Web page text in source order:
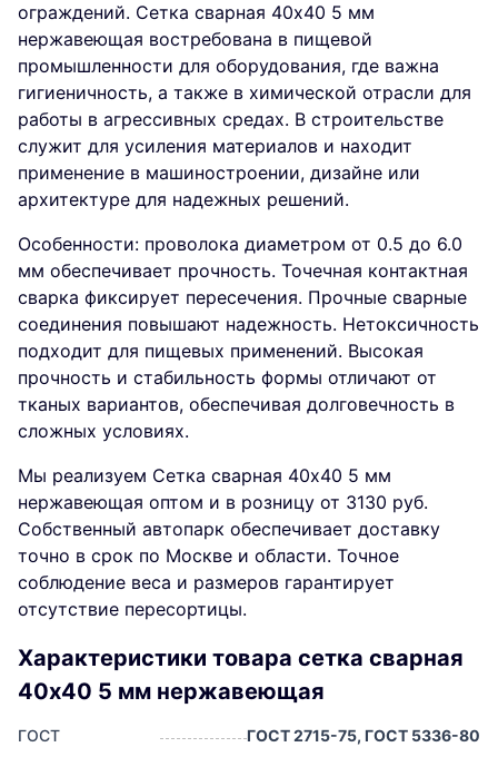
ограждений. Сетка сварная 40х40 5 мм
нержавеющая востребована в пищевой
промышленности для оборудования, где важна
гигиеничность, а также в химической отрасли для
работы в агрессивных средах. В строительстве
служит для усиления материалов и находит
применение в машиностроении, дизайне или
архитектуре для надежных решений.
Особенности: проволока диаметром от 0.5 до 6.0
мм обеспечивает прочность. Точечная контактная
сварка фиксирует пересечения. Прочные сварные
соединения повышают надежность. Нетоксичность
подходит для пищевых применений. Высокая
прочность и стабильность формы отличают от
тканых вариантов, обеспечивая долговечность в
сложных условиях.
Мы реализуем Сетка сварная 40х40 5 мм
нержавеющая оптом и в розницу от 3130 руб.
Собственный автопарк обеспечивает доставку
точно в срок по Москве и области. Точное
соблюдение веса и размеров гарантирует
отсутствие пересортицы.
Характеристики товара сетка сварная
40х40 5 мм нержавеющая
ГОСТ ГОСТ 2715-75, ГОСТ 5336-80